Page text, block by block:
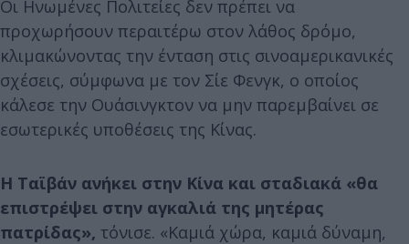
Οι Ηνωμένες Πολιτείες δεν πρέπει να
προχωρήσουν περαιτέρω στον λάθος δρόμο,
κλιμακώνοντας την ένταση στις σινοαμερικανικές
σχέσεις, σύμφωνα με τον Σίε Φενγκ, ο οποίος
κάλεσε την Ουάσινγκτον να μην παρεμβαίνει σε
εσωτερικές υποθέσεις της Κίνας.
Η Ταϊβάν ανήκει στην Κίνα και σταδιακά «θα
επιστρέψει στην αγκαλιά της μητέρας
πατρίδας», τόνισε. «Καμιά χώρα, καμιά δύναμη,